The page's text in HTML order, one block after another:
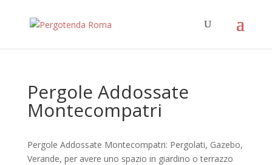
Pergole Addossate
Montecompatri
Pergole Addossate Montecompatri: Pergolati, Gazebo,
Verande, per avere uno spazio in giardino o terrazzo